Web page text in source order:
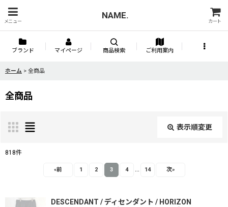
メニュー
NAME.
カート
ブランド マイページ 商品検索 ご利用案内
ホーム > 全商品
全商品
表示順変更
並び順
818件
«前 1 2 3 4 14 次»
DESCENDANT / ディセンダント / HORIZON